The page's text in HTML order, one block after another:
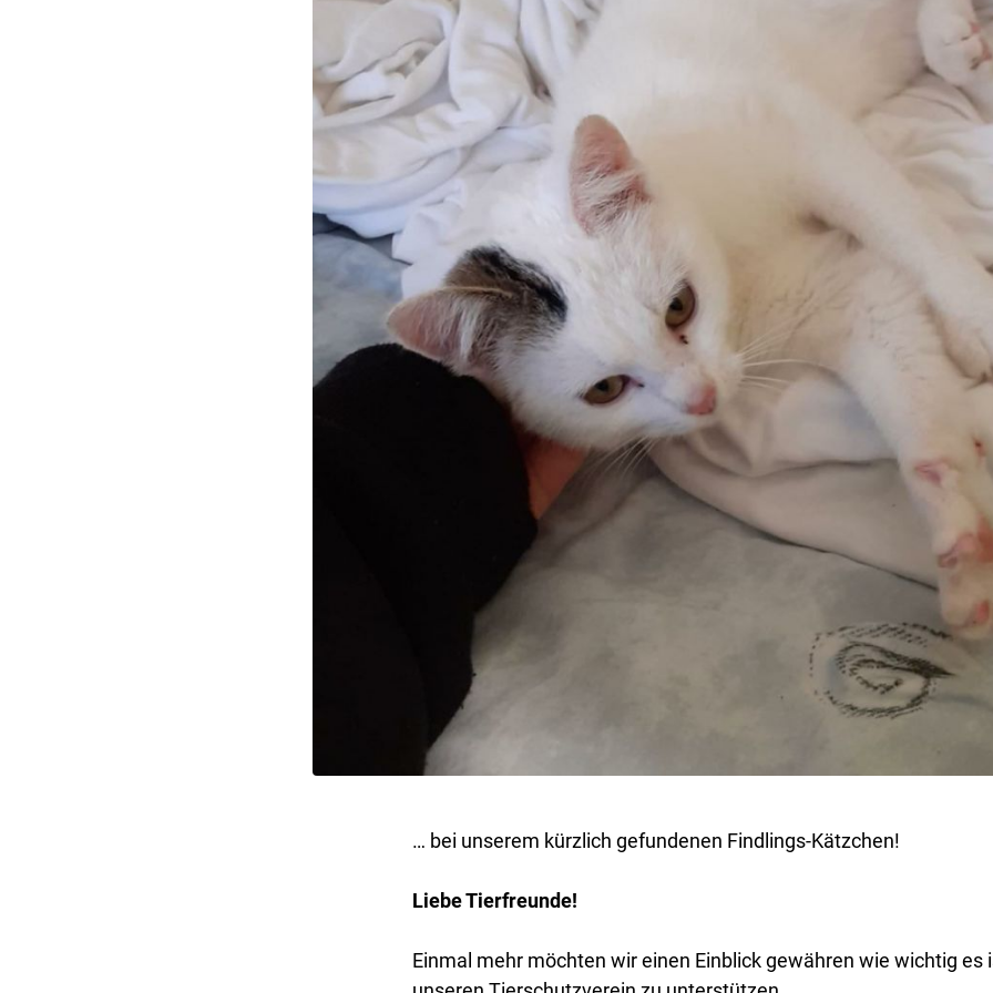
… bei unserem kürzlich gefundenen Findlings-Kätzchen!
Liebe Tierfreunde!
Einmal mehr möchten wir einen Einblick gewähren wie wichtig es